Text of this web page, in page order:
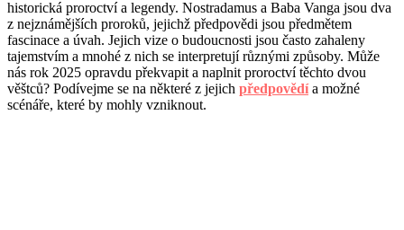
historická proroctví a legendy. Nostradamus a Baba Vanga jsou dva
z nejznámějších proroků, jejichž předpovědi jsou předmětem
fascinace a úvah. Jejich vize o budoucnosti jsou často zahaleny
tajemstvím a mnohé z nich se interpretují různými způsoby. Může
nás rok 2025 opravdu překvapit a naplnit proroctví těchto dvou
věštců? Podívejme se na některé z jejich předpovědía možné
scénáře, které by mohly vzniknout.